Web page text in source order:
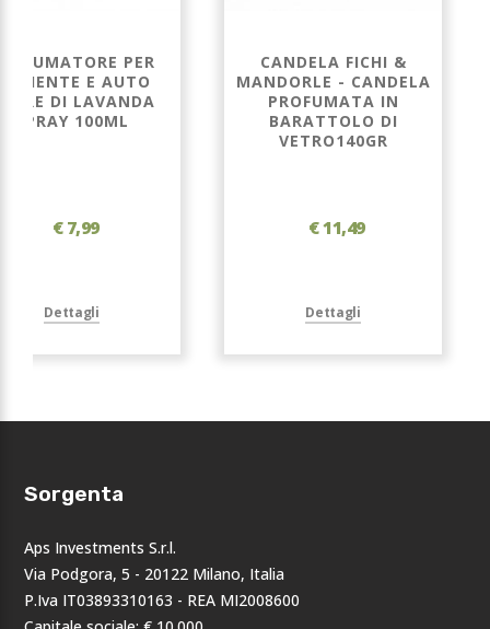
PER
E AUTO
DI LAVANDA
SPRAY 100ML
€ 7,99
Dettagli
CANDELA FICHI &
MANDORLE - CANDELA
PROFUMATA IN
BARATTOLO DI
VETRO140GR
€ 11,49
Dettagli
Sorgenta
Aps Investments S.r.l.
Via Podgora, 5 - 20122 Milano, Italia
P.Iva IT03893310163 - REA MI2008600